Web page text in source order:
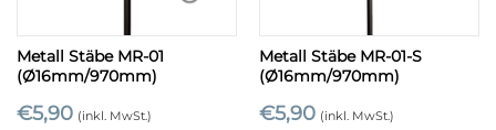
Metall Stäbe MR-01
(Ø16mm/970mm)
€5,90 (inkl. MwSt.)
Metall Stäbe MR-01-S
(Ø16mm/970mm)
€5,90 (inkl. MwSt.)